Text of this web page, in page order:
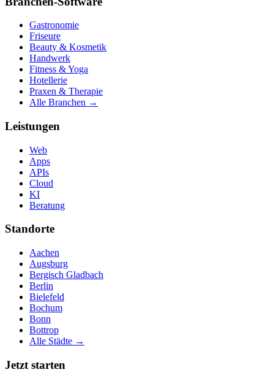
Gastronomie
Friseure
Beauty & Kosmetik
Handwerk
Fitness & Yoga
Hotellerie
Praxen & Therapie
Alle Branchen →
Leistungen
Web
Apps
APIs
Cloud
KI
Beratung
Standorte
Aachen
Augsburg
Bergisch Gladbach
Berlin
Bielefeld
Bochum
Bonn
Bottrop
Alle Städte →
Jetzt starten